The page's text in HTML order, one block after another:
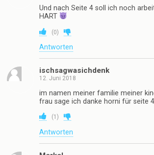
Und nach Seite 4 soll ich noch
HART
(0)
Antworten
ischsagwasichdenk
12. Juni 2018
im namen meiner familie meiner
frau sage ich danke horni für seite
(1 )
Antworten